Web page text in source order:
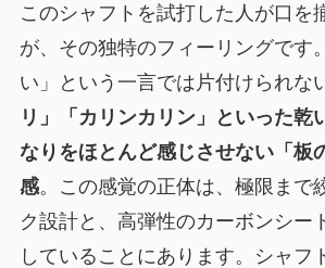
このシャフトを試打した人が口を
が、その独特のフィーリングです
い」という一言では片付けられな
リ」「カリンカリン」といった乾
なりをほとんど感じさせない「板
感。この感覚の正体は、極限まで
ク設計と、高弾性のカーボンシー
していることにあります。シャフ